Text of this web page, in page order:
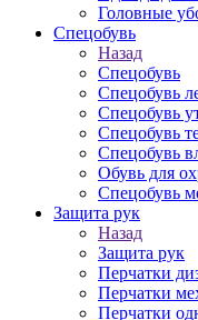
Головные
Спецобувь
Назад
Спецобувь
Спецобувь
Спецобувь
Спецобувь
Спецобувь
Обувь для
Спецобувь
Защита рук
Назад
Защита рук
Перчатки
Перчатки
Перчатки